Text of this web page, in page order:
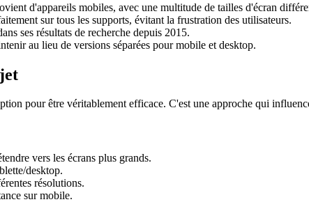
d'appareils mobiles, avec une multitude de tailles d'écran
sur tous les supports, évitant la frustration des utilisateurs.
ses résultats de recherche depuis 2015.
au lieu de versions séparées pour mobile et desktop.
pour être véritablement efficace. C'est une approche qui
vers les écrans plus grands.
desktop.
résolutions.
sur mobile.